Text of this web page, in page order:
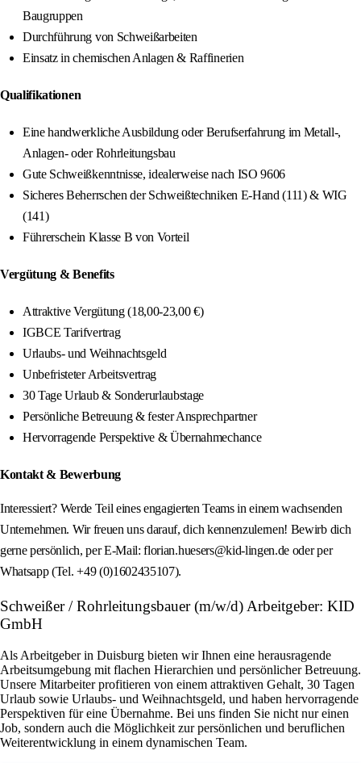
Baugruppen
Durchführung von Schweißarbeiten
Einsatz in chemischen Anlagen & Raffinerien
Qualifikationen
Eine handwerkliche Ausbildung oder Berufserfahrung im Metall-,
Anlagen- oder Rohrleitungsbau
Gute Schweißkenntnisse, idealerweise nach ISO 9606
Sicheres Beherrschen der Schweißtechniken E-Hand (111) & WIG
(141)
Führerschein Klasse B von Vorteil
Vergütung & Benefits
Attraktive Vergütung (18,00-23,00 €)
IGBCE Tarifvertrag
Urlaubs- und Weihnachtsgeld
Unbefristeter Arbeitsvertrag
30 Tage Urlaub & Sonderurlaubstage
Persönliche Betreuung & fester Ansprechpartner
Hervorragende Perspektive & Übernahmechance
Kontakt & Bewerbung
Interessiert? Werde Teil eines engagierten Teams in einem wachsenden
Unternehmen. Wir freuen uns darauf, dich kennenzulernen! Bewirb dich
gerne persönlich, per E-Mail: florian.huesers@kid-lingen.de oder per
Whatsapp (Tel. +49 (0)1602435107).
Schweißer / Rohrleitungsbauer (m/w/d) Arbeitgeber: KID
GmbH
Als Arbeitgeber in Duisburg bieten wir Ihnen eine herausragende
Arbeitsumgebung mit flachen Hierarchien und persönlicher Betreuung.
Unsere Mitarbeiter profitieren von einem attraktiven Gehalt, 30 Tagen
Urlaub sowie Urlaubs- und Weihnachtsgeld, und haben hervorragende
Perspektiven für eine Übernahme. Bei uns finden Sie nicht nur einen
Job, sondern auch die Möglichkeit zur persönlichen und beruflichen
Weiterentwicklung in einem dynamischen Team.